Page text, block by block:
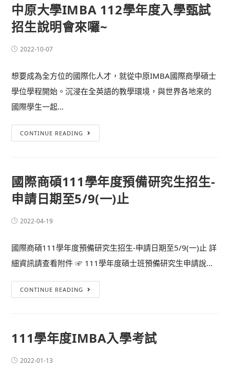
中原大學IMBA 112學年度入學甄試
招生說明會來囉~
2022-10-07
想要成為全方位的國際化人才，就從中原IMBA國際商學碩士
學位學程開始。沉浸在全英語的教學環境，與世界各地來的
國際學生一起...
CONTINUE READING
國際商碩111學年度預備研究生招生-
申請日期至5/9(一)止
2022-04-19
國際商碩111學年度預備研究生招生-申請日期至5/9(一)止 詳
細資訊請查看附件 ☞ 111學年度碩士班預備研究生申請說...
CONTINUE READING
111學年度IMBA入學考試
2022-01-13